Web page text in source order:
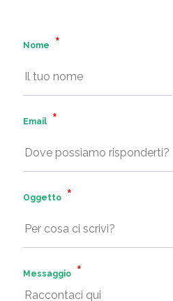
Nome
Email
Oggetto
Messaggio